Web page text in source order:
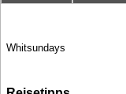
Whitsundays